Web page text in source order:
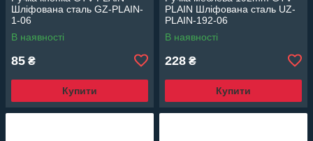
Шліфована сталь GZ-PLAIN-
1-06
В наявності
85 ₴
Купити
PLAIN Шліфована сталь UZ-
PLAIN-192-06
В наявності
228 ₴
Купити